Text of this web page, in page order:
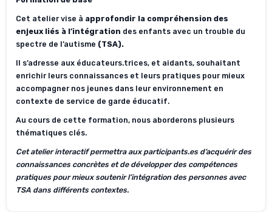
Cet atelier vise à approfondir la compréhension des
enjeux liés à l’intégration des enfants avec un trouble du
spectre de l’autisme (TSA).
Il s’adresse aux éducateurs.trices, et aidants, souhaitant
enrichir leurs connaissances et leurs pratiques pour mieux
accompagner nos jeunes dans leur environnement en
contexte de service de garde éducatif.
Au cours de cette formation, nous aborderons plusieurs
thématiques clés.
Cet atelier interactif permettra aux participants.es d’acquérir des
connaissances concrètes et de développer des compétences
pratiques pour mieux soutenir l’intégration des personnes avec
TSA dans différents contextes.